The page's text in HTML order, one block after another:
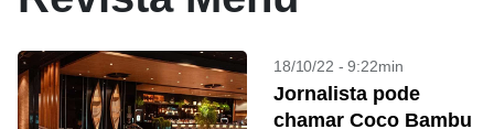
18/10/22 - 9:22min
Jornalista pode
chamar Coco Bambu